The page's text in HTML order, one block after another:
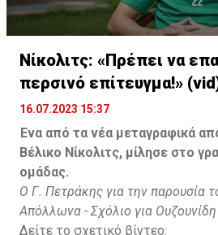
Νίκολιτς: «Πρέπει να
περσινό επίτευγμα!»
16.07.2023 15:37
Ένα από τα νέα μεταγραφικά
Βέλικο Νίκολιτς, μίλησε στο
ομάδας.
Ο Γ. Πετράκης για την παρουσία
Απόλλωνα - Σχόλιο για Ουζουνίδη
Δείτε το σχετικό βίντεο: